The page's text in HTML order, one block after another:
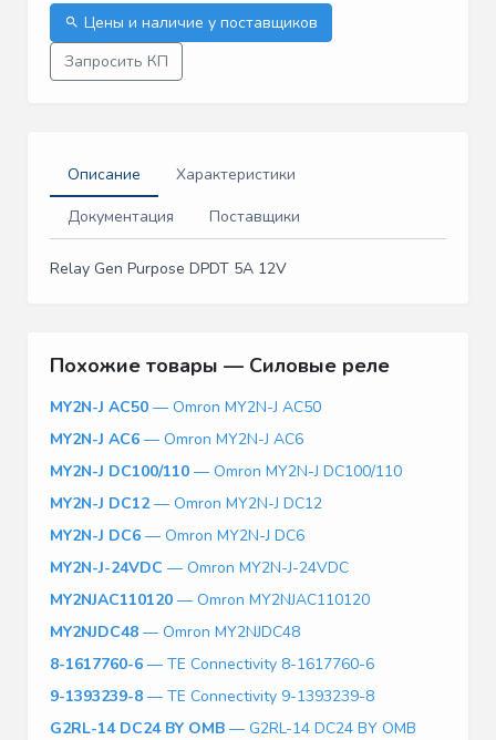
Цены и наличие у поставщиков
Запросить КП
Описание
Характеристики
Документация
Поставщики
Relay Gen Purpose DPDT 5A 12V
Похожие товары — Силовые реле
MY2N-J AC50 — Omron MY2N-J AC50
MY2N-J AC6 — Omron MY2N-J AC6
MY2N-J DC100/110 — Omron MY2N-J DC100/110
MY2N-J DC12— Omron MY2N-J DC12
MY2N-J DC6 — Omron MY2N-J DC6
MY2N-J-24VDC — Omron MY2N-J-24VDC
MY2NJAC110120 — Omron MY2NJAC110120
MY2NJDC48 — Omron MY2NJDC48
8-1617760-6 — TE Connectivity 8-1617760-6
9-1393239-8 — TE Connectivity 9-1393239-8
G2RL-14 DC24 BY OMB — G2RL-14 DC24 BY OMB